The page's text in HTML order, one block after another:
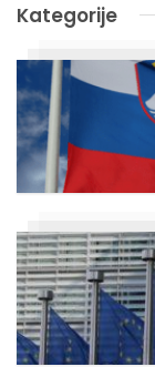
Kategorije